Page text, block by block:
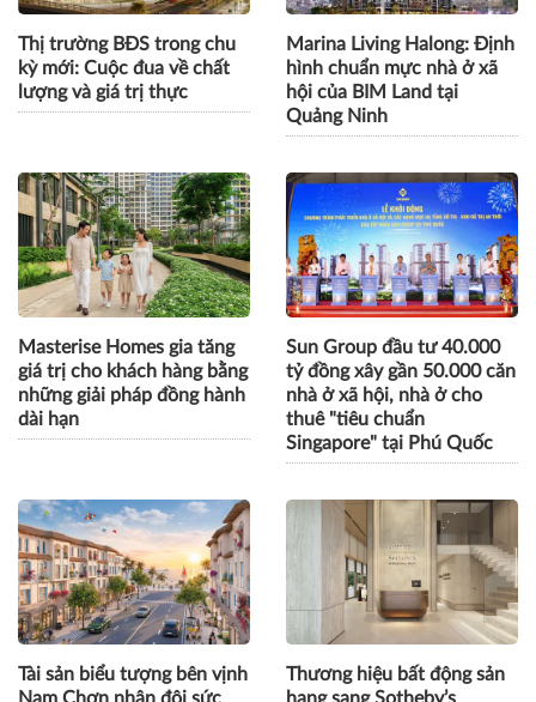
Thị trường BĐS trong chu
kỳ mới: Cuộc đua về chất
lượng và giá trị thực
Marina Living Halong: Định
hình chuẩn mực nhà ở xã
hội của BIM Land tại
Quảng Ninh
Masterise Homes gia tăng
giá trị cho khách hàng bằng
những giải pháp đồng hành
dài hạn
Sun Group đầu tư 40.000
tỷ đồng xây gần 50.000 căn
nhà ở xã hội, nhà ở cho
thuê "tiêu chuẩn
Singapore" tại Phú Quốc